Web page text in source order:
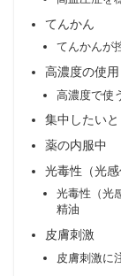
てんかん
てんかんが
高濃度の使用
高濃度で使
集中したいと
薬の内服中
光毒性（光感
光毒性（光
精油
皮膚刺激
皮膚刺激に